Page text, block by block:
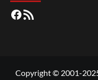
Facebook
RSS
Copyright © 2001-